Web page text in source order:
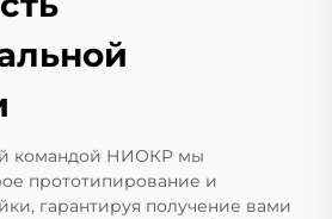
командой НИОКР мы
прототипирование и
гарантируя получение вами